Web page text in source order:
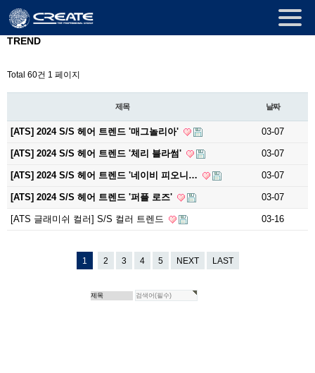
TREND
Total 60건 1 페이지
제목 날짜
[ATS] 2024 S/S 헤어 트렌드 '매그놀리아' 03-07
[ATS] 2024 S/S 헤어 트렌드 '체리 블라썸' 03-07
[ATS] 2024 S/S 헤어 트렌드 '네이비 피오니… 03-07
[ATS] 2024 S/S 헤어 트렌드 '퍼플 로즈' 03-07
[ATS 글래미쉬 컬러] S/S 컬러 트렌드 03-16
1 2 3 4 5 NEXT LAST